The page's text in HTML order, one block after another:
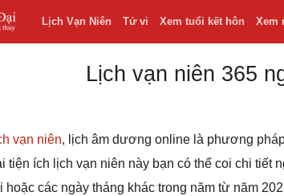
Lịch Vạn Niên Tử vi Xem tuổi kết hôn Xem
Lịch vạn niên 365
vạn niên, lịch âm dương online là phương
tiện ích lịch vạn niên này bạn có thể coi chi tiết
hoặc các ngày tháng khác trong năm từ năm